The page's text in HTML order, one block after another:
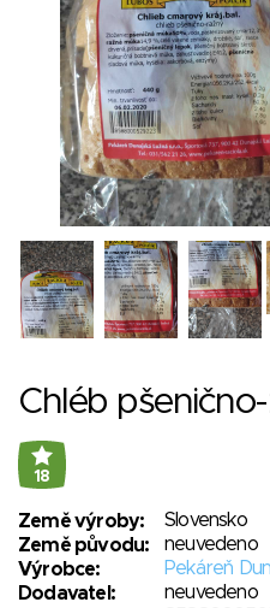
Chléb
18
Země výroby:
Slovensko
Země původu:
neuvedeno
Výrobce:
Pekáreň
Dodavatel:
neuvedeno